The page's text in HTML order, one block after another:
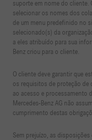
suporte em nome do cliente.
selecionar os nomes dos
de um menu predefinido no
selecionado(s) da
a eles atribuído para sua
Benz criou para o cliente.
O cliente deve garantir que
os requisitos de proteção de
ao acesso e processamento
Mercedes-Benz AG não
cumprimento destas
Sem prejuízo, as